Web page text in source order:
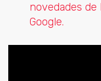
novedades
Google.